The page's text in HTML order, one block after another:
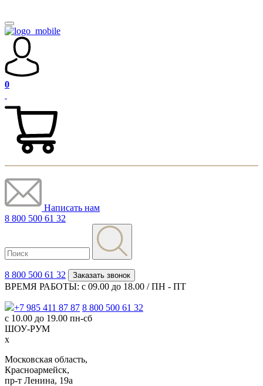
0
Написать нам
8 800 500 61 32
8 800 500 61 32 Заказать звонок
ВРЕМЯ РАБОТЫ: с 09.00 до 18.00 / ПН - ПТ
+7 985 411 87 87 8 800 500 61 32
с 10.00 до 19.00 пн-сб
ШОУ-РУМ
x
Московская область,
Красноармейск,
пр-т Ленина, 19а